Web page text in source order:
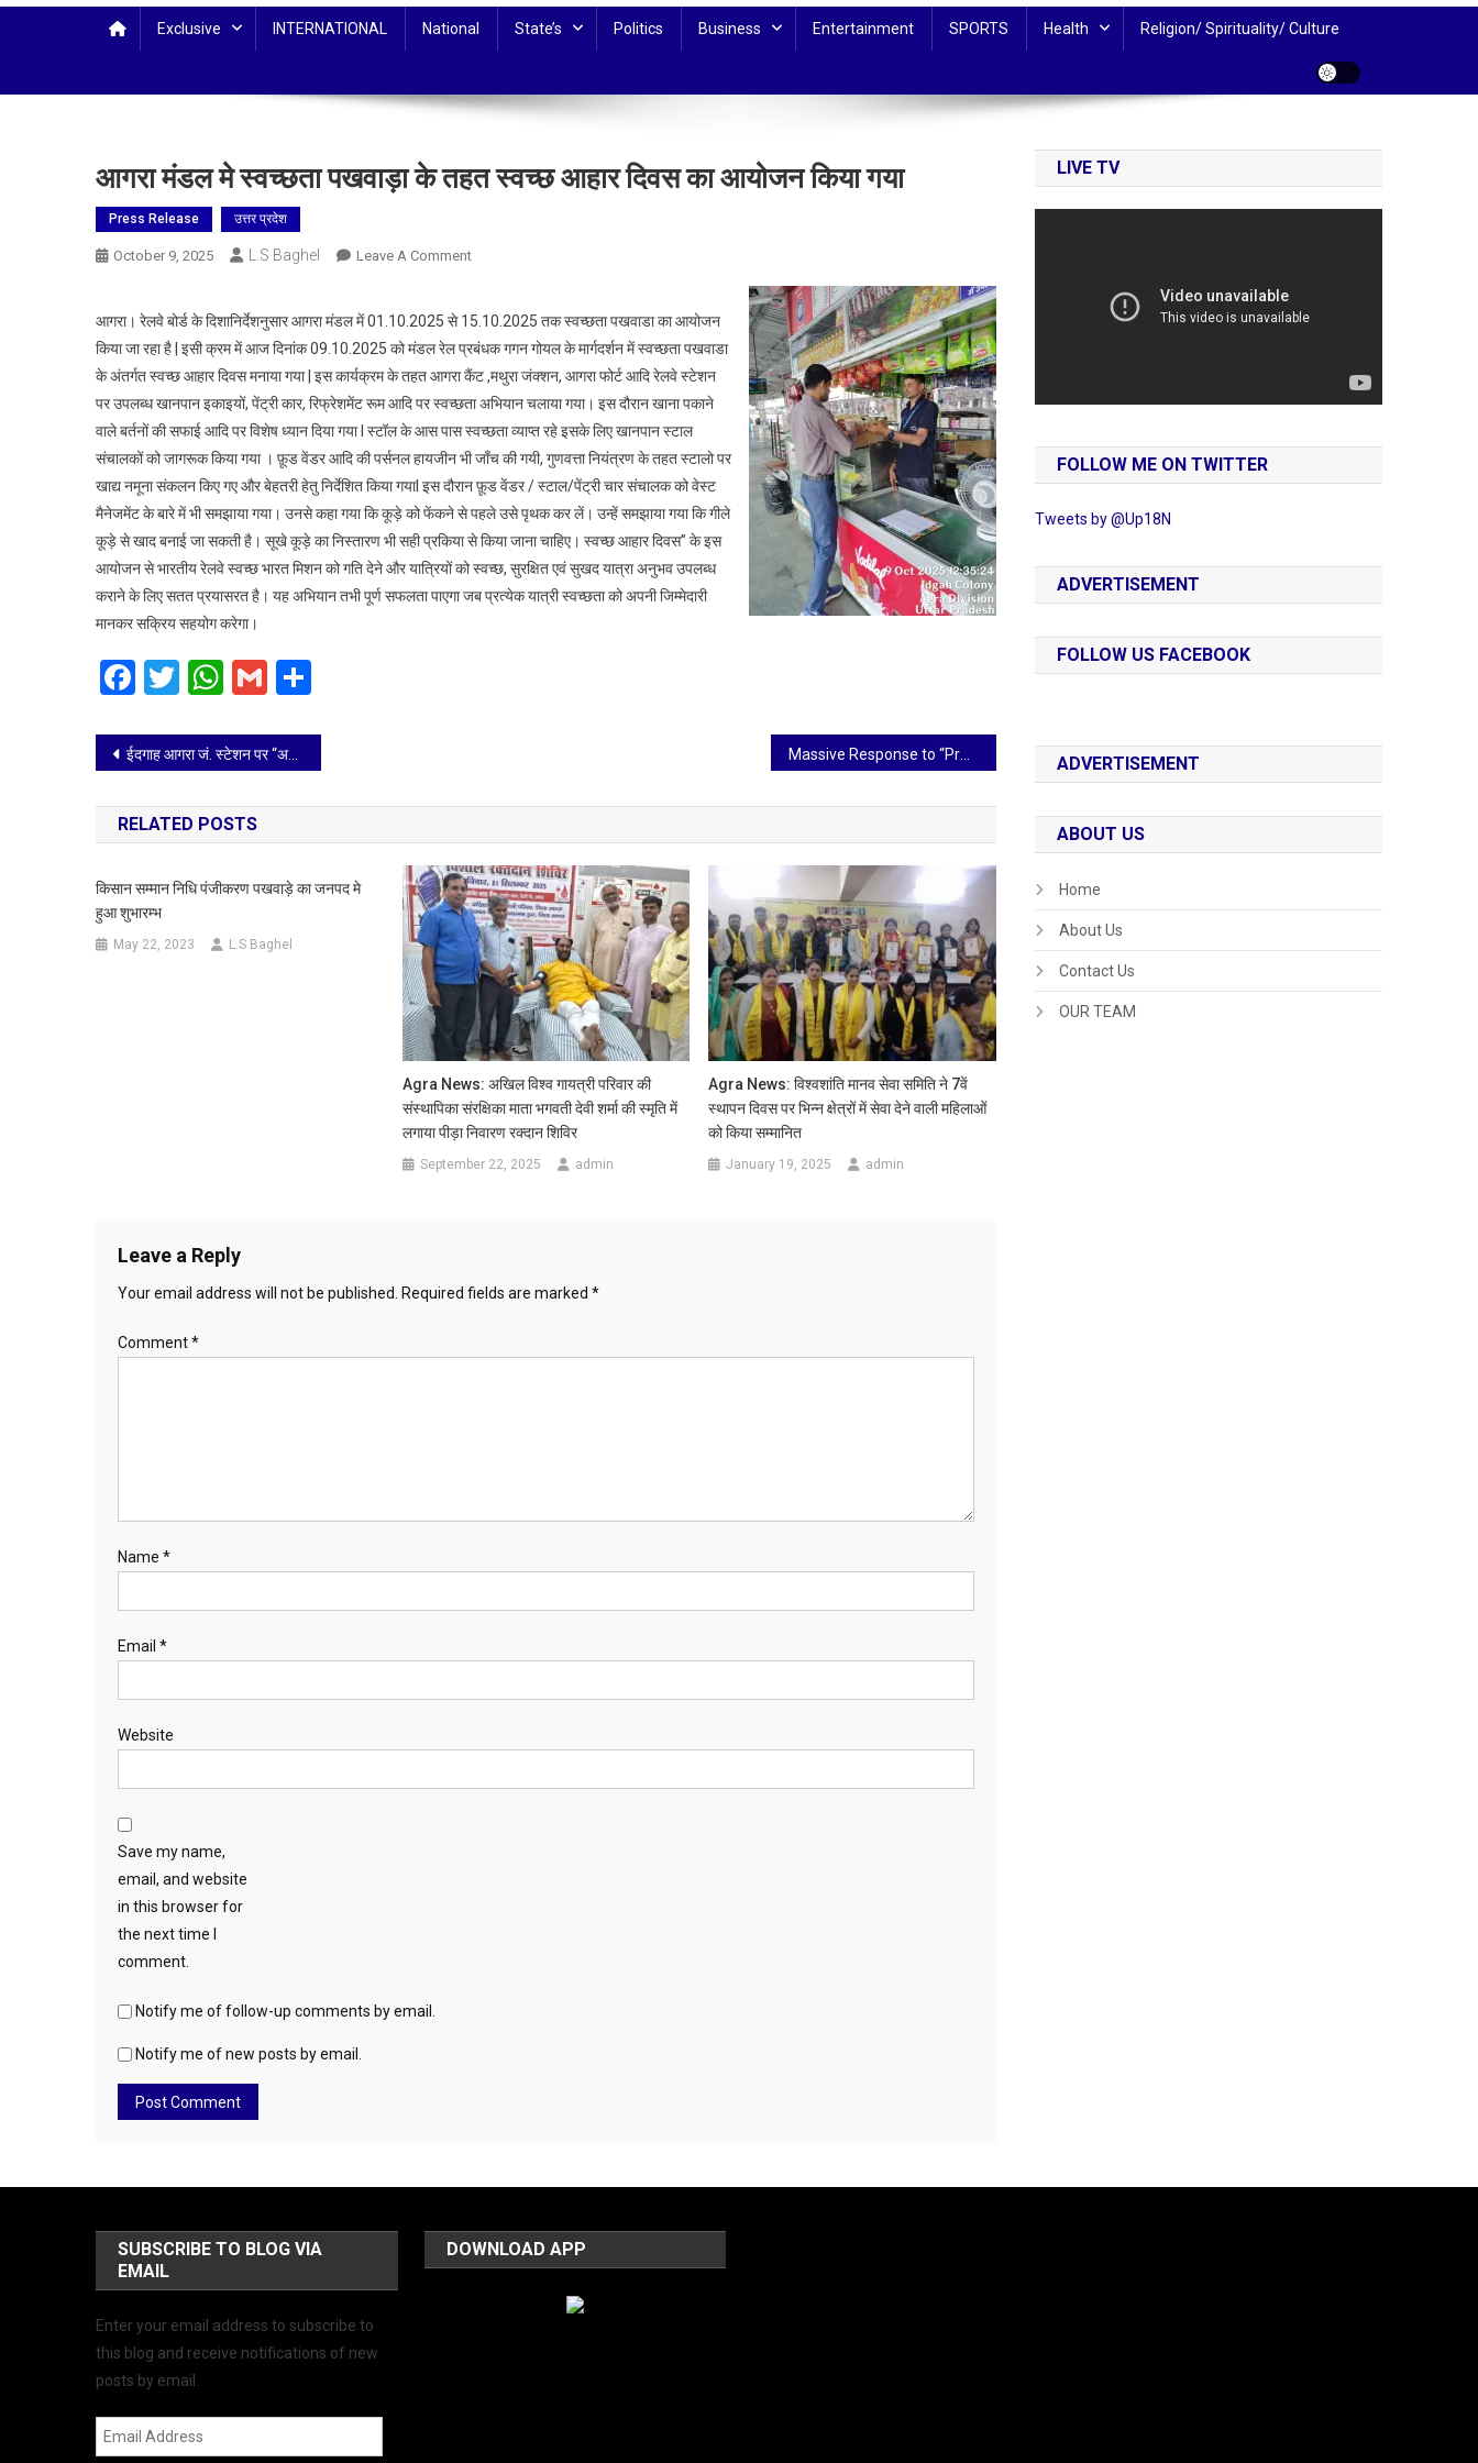
Exclusive INTERNATIONAL National State’s Politics Business Entertainment SPORTS Health Religion/ Spirituality/ Culture
आगरा मंडल मे स्वच्छता पखवाड़ा के तहत स्वच्छ आहार दिवस का आयोजन किया गया
Press Release उत्तर प्रदेश
October 9, 2025 L.S Baghel Leave A CommentOn
मे
स्वच्छता
पखवाड़ा
के
तहत
स्वच्छ
आहार
दिवस
का
आगरा। रेलवे बोर्ड के दिशानिर्देशनुसार आगरा मंडल में 01.10.2025 से 15.10.2025 तक स्वच्छता पखवाडा का आयोजन
किया जा रहा है | इसी क्रम में आज दिनांक 09.10.2025 को मंडल रेल प्रबंधक गगन गोयल के मार्गदर्शन में स्वच्छता पखवाडा
के अंतर्गत स्वच्छ आहार दिवस मनाया गया | इस कार्यक्रम के तहत आगरा कैंट ,मथुरा जंक्शन, आगरा फोर्ट आदि रेलवे स्टेशन
पर उपलब्ध खानपान इकाइयों, पेंट्री कार, रिफ्रेशमेंट रूम आदि पर स्वच्छता अभियान चलाया गया। इस दौरान खाना पकाने
वाले बर्तनों की सफाई आदि पर विशेष ध्यान दिया गया I स्टॉल के आस पास स्वच्छता व्याप्त रहे इसके लिए खानपान स्टाल
संचालकों को जागरूक किया गया । फ़ूड वेंडर आदि की पर्सनल हायजीन भी जाँच की गयी, गुणवत्ता नियंत्रण के तहत स्टालो पर
खाद्य नमूना संकलन किए गए और बेहतरी हेतु निर्देशित किया गयाI इस दौरान फ़ूड वेंडर / स्टाल/पेंट्री चार संचालक को वेस्ट
मैनेजमेंट के बारे में भी समझाया गया। उनसे कहा गया कि कूड़े को फेंकने से पहले उसे पृथक कर लें। उन्हें समझाया गया कि गीले
कूड़े से खाद बनाई जा सकती है। सूखे कूड़े का निस्तारण भी सही प्रकिया से किया जाना चाहिए। स्वच्छ आहार दिवस” के इस
आयोजन से भारतीय रेलवे स्वच्छ भारत मिशन को गति देने और यात्रियों को स्वच्छ, सुरक्षित एवं सुखद यात्रा अनुभव उपलब्ध
कराने के लिए सतत प्रयासरत है। यह अभियान तभी पूर्ण सफलता पाएगा जब प्रत्येक यात्री स्वच्छता को अपनी जिम्मेदारी
मानकर सक्रिय सहयोग करेगा।
Facebook
Twitter
WhatsApp
Gmail
Post
navigation
ईदगाह आगरा जं. स्टेशन पर “अमृत संवाद” कार्यक्रम का आयोजन
RELATED POSTS
किसान सम्मान निधि पंजीकरण पखवाड़े का जनपद मे
हुआ शुभारम्भ
May 22, 2023 L.S Baghel
Agra News: अखिल विश्व गायत्री परिवार की
संस्थापिका संरक्षिका माता भगवती देवी शर्मा की स्मृति में
लगाया पीड़ा निवारण रक्दान शिविर
September 22, 2025 admin
Agra News: विश्वशांति मानव सेवा समिति ने 7वें
स्थापन दिवस पर भिन्न क्षेत्रों में सेवा देने वाली महिलाओं
को किया सम्मानित
January 19, 2025 admin
Leave a Reply
Your email address will not be published. Required fields are marked *
Comment*
Name *
Email *
Website
Save my name,
email, and website
in this browser for
the next time I
comment.
Notify me of follow-up comments by email.
Notify me of new posts by email.
LIVE TV
FOLLOW ME ON TWITTER
Tweets by @Up18N
ADVERTISEMENT
FOLLOW US FACEBOOK
ADVERTISEMENT
ABOUT US
Home
About Us
Contact Us
OUR TEAM
SUBSCRIBE TO BLOG VIA
EMAIL
Enter your email address to subscribe to
this blog and receive notifications of new
posts by email.
Email
Address
DOWNLOAD APP